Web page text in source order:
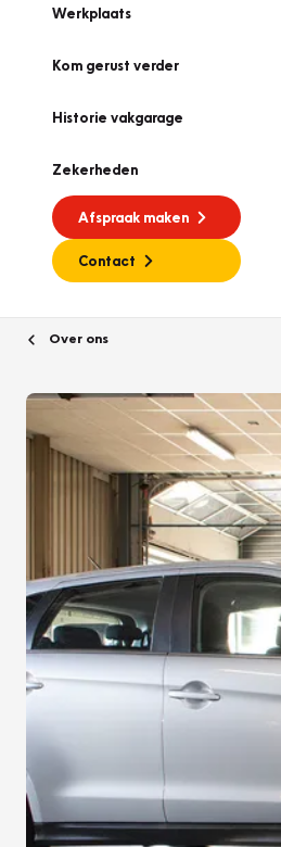
Werkplaats
Kom gerust verder
Historie vakgarage
Zekerheden
Afspraak maken
Contact
Over ons